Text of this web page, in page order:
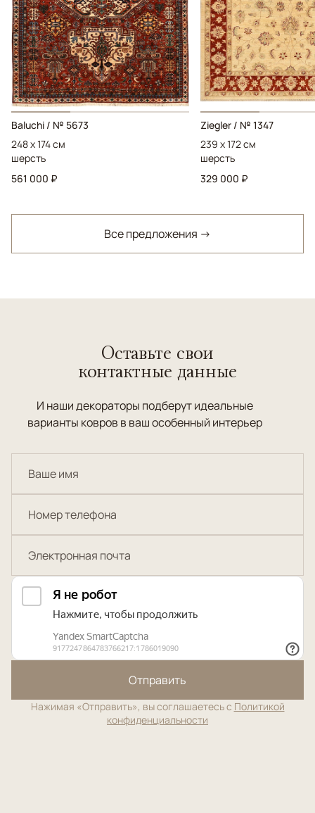
Baluchi / № 5673
248 x 174 см
шерсть
561 000 ₽
Ziegler / № 1347
239 x 172 см
шерсть
329 000 ₽
Все предложения →
Оставьте свои
контактные данные
И наши декораторы подберут идеальные
варианты ковров в ваш особенный интерьер
Отправить
Нажимая «Отправить», вы соглашаетесь с Политикой
конфиденциальности